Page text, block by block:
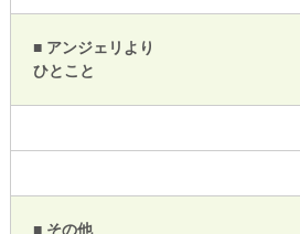
■ アンジェリより
ひとこと
■ その他